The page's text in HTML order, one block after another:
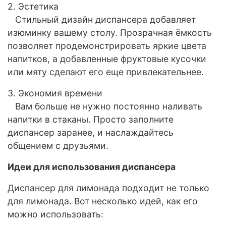
2. Эстетика
Стильный дизайн диспансера добавляет
изюминку вашему столу. Прозрачная ёмкость
позволяет продемонстрировать яркие цвета
напитков, а добавленные фруктовые кусочки
или мяту сделают его еще привлекательнее.
3. Экономия времени
Вам больше не нужно постоянно наливать
напитки в стаканы. Просто заполните
диспансер заранее, и наслаждайтесь
общением с друзьями.
Идеи для использования диспансера
Диспансер для лимонада подходит не только
для лимонада. Вот несколько идей, как его
можно использовать: